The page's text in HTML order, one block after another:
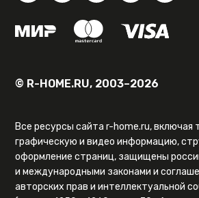
© R-HOME.RU, 2003–2026
Все ресурсы сайта r-home.ru, включая
графическую и видео информацию,
оформление страниц, защищены
и международными законами и
авторских прав и интеллектуальной